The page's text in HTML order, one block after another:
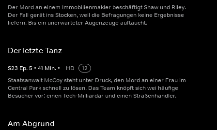
Der Mord an einem Immobilienmakler beschäftigt Shaw und Riley.
Der Fall gerät ins Stocken, weil die Befragungen keine Ergebnisse
liefern. Bis ein unerwarteter Augenzeuge auftaucht.
Der letzte Tanz
S23 Ep.5 • 41 Min. • HD
12
Staatsanwalt McCoy steht unter Druck, den Mord an einer Frau im
Central Park schnell zu lösen. Das Team knöpft sich wei häufige
Besucher vor: einen Tech-Milliardär und einen Straßenhändler.
Am Abgrund